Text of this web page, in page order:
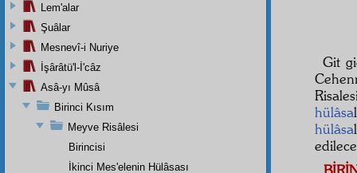
Git
hülâsa
hülâsa
Lem'alar
Şuâlar
Mesnevî-i Nuriye
İşârâtü'l-İ'câz
Asâ-yı Mûsâ
Birinci Kısım
Meyve Risâlesi
Birincisi
İkinci Mes'elenin Hülâsası